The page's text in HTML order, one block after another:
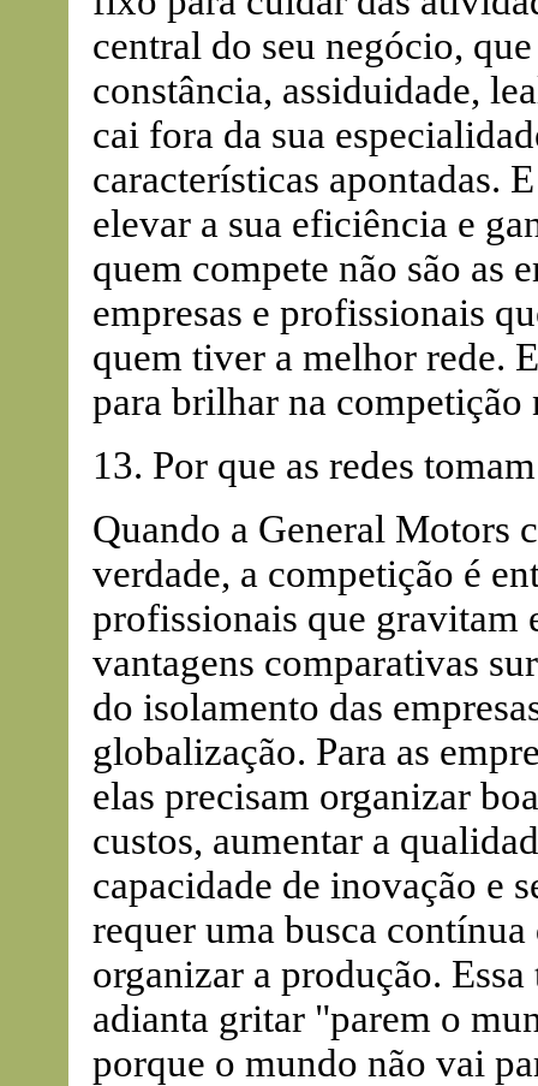
central do seu negócio,
constância, assiduidade,
cai fora da sua
características apontadas.
elevar a sua eficiência e
quem compete não são as
empresas e profissionais
quem tiver a melhor rede.
para brilhar na
13. Por que as redes
Quando a General Motors
verdade, a competição é
profissionais que gravitam
vantagens comparativas
do isolamento das
globalização. Para as
elas precisam organizar
custos, aumentar a
capacidade de inovação e
requer uma busca
organizar a produção.
adianta gritar "parem o
porque o mundo não vai